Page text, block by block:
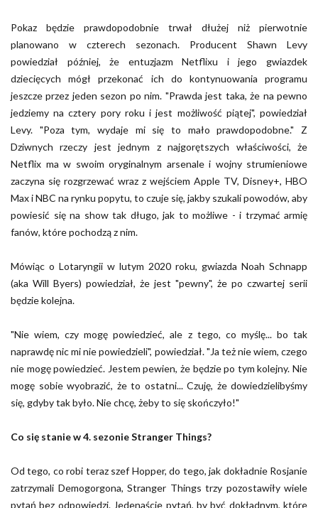
Pokaz będzie prawdopodobnie trwał dłużej niż pierwotnie
planowano w czterech sezonach. Producent Shawn Levy
powiedział później, że entuzjazm Netflixu i jego gwiazdek
dziecięcych mógł przekonać ich do kontynuowania programu
jeszcze przez jeden sezon po nim. "Prawda jest taka, że na pewno
jedziemy na cztery pory roku i jest możliwość piątej", powiedział
Levy. "Poza tym, wydaje mi się to mało prawdopodobne." Z
Dziwnych rzeczy jest jednym z najgorętszych właściwości, że
Netflix ma w swoim oryginalnym arsenale i wojny strumieniowe
zaczyna się rozgrzewać wraz z wejściem Apple TV, Disney+, HBO
Max i NBC na rynku popytu, to czuje się, jakby szukali powodów, aby
powiesić się na show tak długo, jak to możliwe - i trzymać armię
fanów, które pochodzą z nim.
Mówiąc o Lotaryngii w lutym 2020 roku, gwiazda Noah Schnapp
(aka Will Byers) powiedział, że jest "pewny", że po czwartej serii
będzie kolejna.
"Nie wiem, czy mogę powiedzieć, ale z tego, co myślę... bo tak
naprawdę nic mi nie powiedzieli", powiedział. "Ja też nie wiem, czego
nie mogę powiedzieć. Jestem pewien, że będzie po tym kolejny. Nie
mogę sobie wyobrazić, że to ostatni... Czuję, że dowiedzielibyśmy
się, gdyby tak było. Nie chcę, żeby to się skończyło!"
Co się stanie w 4. sezonie Stranger Things?
Od tego, co robi teraz szef Hopper, do tego, jak dokładnie Rosjanie
zatrzymali Demogorgona, Stranger Things trzy pozostawiły wiele
pytań bez odpowiedzi. Jedenaście pytań, by być dokładnym, które